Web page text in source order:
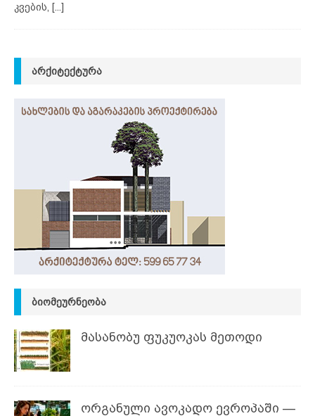
კვების,
[...]
ᲐᲠᲥᲘᲢᲔᲥᲢᲣᲠᲐ
ᲑᲘᲝᲛᲔᲣᲠᲜᲔᲝᲑᲐ
მასანობუ ფუკუოკას მეთოდი
ორგანული ავოკადო ევროპაში —